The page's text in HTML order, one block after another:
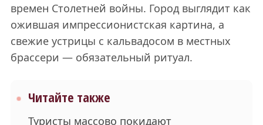
времен Столетней войны. Город выглядит как
ожившая импрессионистская картина, а
свежие устрицы с кальвадосом в местных
брассери — обязательный ритуал.
Читайте также
Туристы массово покидают